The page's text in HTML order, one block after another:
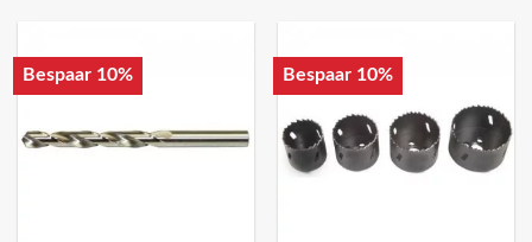
Bespaar 10% Bespaar 10%